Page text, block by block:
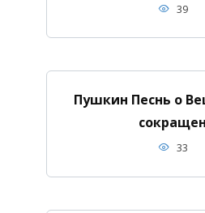
39
Пушкин Песнь о
33